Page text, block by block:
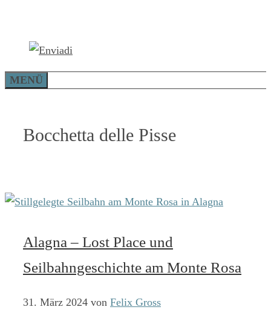
springen
MENÜ
Bocchetta delle Pisse
Alagna – Lost Place und
Seilbahngeschichte am Monte Rosa
31. März 2024 von Felix Gross